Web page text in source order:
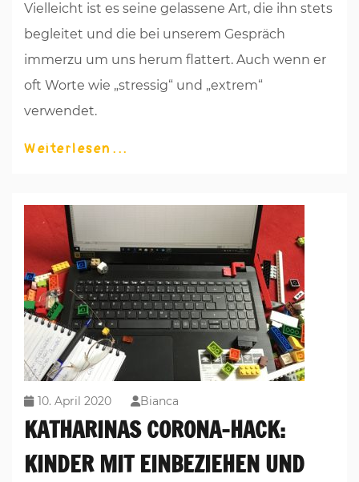
Vielleicht ist es seine gelassene Art, die ihn stets
begleitet und die bei unserem Gespräch
immerzu um uns herum flattert. Auch wenn er
oft Worte wie „stressig“ und „extrem“
verwendet.
Weiterlesen
10. April 2020 Bianca
KATHARINAS CORONA-HACK:
KINDER MIT EINBEZIEHEN UND